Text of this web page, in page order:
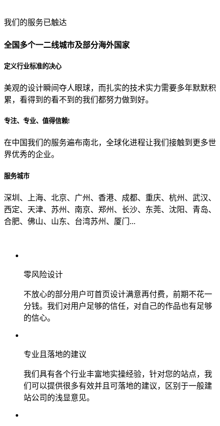
贵公司预算范围是？
贵公司的团队规模是？
目前主要的营销渠道是？
我们的服务已触达
全国多个一二线城市及部分海外国家
定义行业标准的决心
美观的设计瞬间夺人眼球，而扎实的技术实力需要多年默默积
累，看得到的看不到的我们都努力做到好。
专注、专业、值得信赖!
在中国我们的服务遍布南北，全球化进程让我们接触到更多世
界优秀的企业。
服务城市
深圳、上海、北京、广州、香港、成都、重庆、杭州、武汉、
西定、天津、苏州、南京、郑州、长沙、东莞、沈阳、青岛、
合肥、佛山、山东、台湾苏州、厦门...
零风险设计
不放心的部分用户可首页设计满意再付费，前期不花一
分钱。我们对用户足够的信任，对自己的作品也有足够
的信心。
专业且落地的建议
我们具有各个行业丰富地实操经验，针对您的站点，我
们可以提供很多有效并且可落地的建议，区别于一般建
站公司的浅显意见。